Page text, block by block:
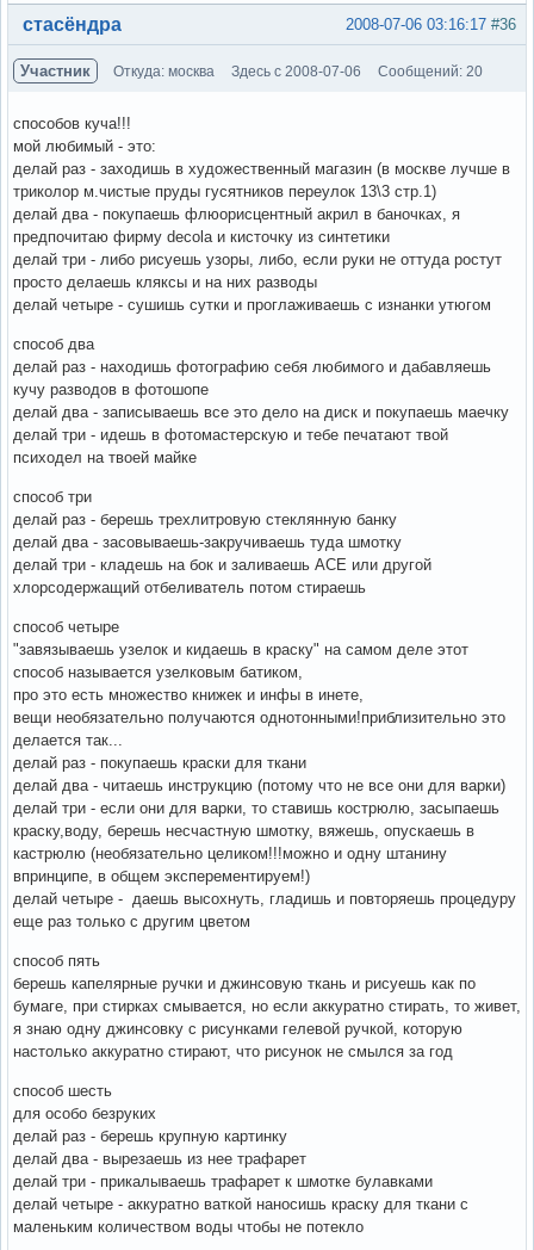
Вне форума #36
2008-07-06 03:16:17
стасёндра
Участник Откуда: москва Здесь с 2008-07-06 Сообщений: 20
способов куча!!!
мой любимый - это:
делай раз - заходишь в художественный магазин (в москве лучше в
триколор м.чистые пруды гусятников переулок 13\3 стр.1)
делай два - покупаешь флюорисцентный акрил в баночках, я
предпочитаю фирму decola и кисточку из синтетики
делай три - либо рисуешь узоры, либо, если руки не оттуда ростут
просто делаешь кляксы и на них разводы
делай четыре - сушишь сутки и проглаживаешь с изнанки утюгом
способ два
делай раз - находишь фотографию себя любимого и дабавляешь
кучу разводов в фотошопе
делай два - записываешь все это дело на диск и покупаешь маечку
делай три - идешь в фотомастерскую и тебе печатают твой
психодел на твоей майке
способ три
делай раз - берешь трехлитровую стеклянную банку
делай два - засовываешь-закручиваешь туда шмотку
делай три - кладешь на бок и заливаешь АСЕ или другой
хлорсодержащий отбеливатель потом стираешь
способ четыре
"завязываешь узелок и кидаешь в краску" на самом деле этот
способ называется узелковым батиком,
про это есть множество книжек и инфы в инете,
вещи необязательно получаются однотонными!приблизительно это
делается так...
делай раз - покупаешь краски для ткани
делай два - читаешь инструкцию (потому что не все они для варки)
делай три - если они для варки, то ставишь кострюлю, засыпаешь
краску,воду, берешь несчастную шмотку, вяжешь, опускаешь в
кастрюлю (необязательно целиком!!!можно и одну штанину
впринципе, в общем эксперементируем!)
делай четыре - даешь высохнуть, гладишь и повторяешь процедуру
еще раз только с другим цветом
способ пять
берешь капелярные ручки и джинсовую ткань и рисуешь как по
бумаге, при стирках смывается, но если аккуратно стирать, то живет,
я знаю одну джинсовку с рисунками гелевой ручкой, которую
настолько аккуратно стирают, что рисунок не смылся за год
способ шесть
для особо безруких
делай раз - берешь крупную картинку
делай два - вырезаешь из нее трафарет
делай три - прикалываешь трафарет к шмотке булавками
делай четыре - аккуратно ваткой наносишь краску для ткани с
маленьким количеством воды чтобы не потекло